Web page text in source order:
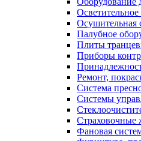
Осушительная
Палубное
Плиты
Приборы
Ремонт,
Система
Системы
Страховочные
Фановая